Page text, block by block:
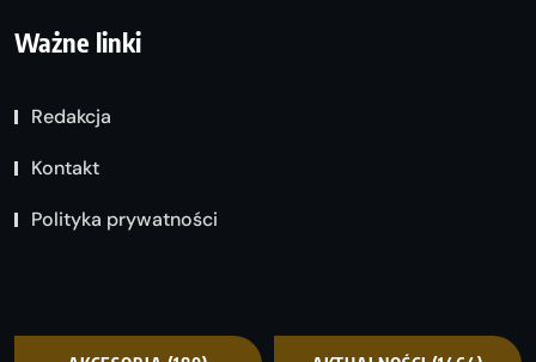
Ważne linki
Redakcja
Kontakt
Polityka prywatności